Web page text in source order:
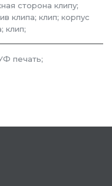
сторона клипу;
клипа; клип; корпус
клип;
печать;